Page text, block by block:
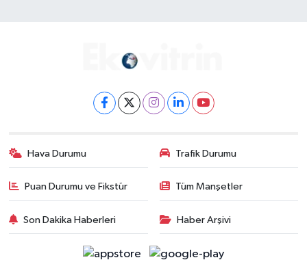
Hava Durumu Trafik Durumu
Puan Durumu ve Fikstür Tüm Manşetler
Son Dakika Haberleri Haber Arşivi